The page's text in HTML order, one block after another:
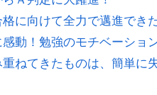
に向けて全力で邁進でき
動！勉強のモチベーショ
ねてきたものは、簡単に